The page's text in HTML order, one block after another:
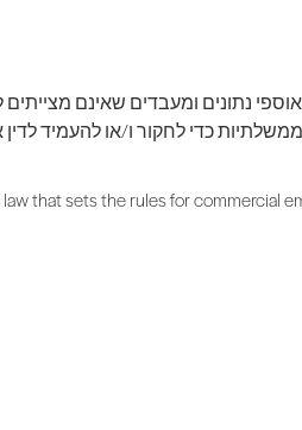
נתונים ומעבדים שאינם מצייתים
כדי לחקור ו/או להעמיד לדין
that sets the rules for commercial